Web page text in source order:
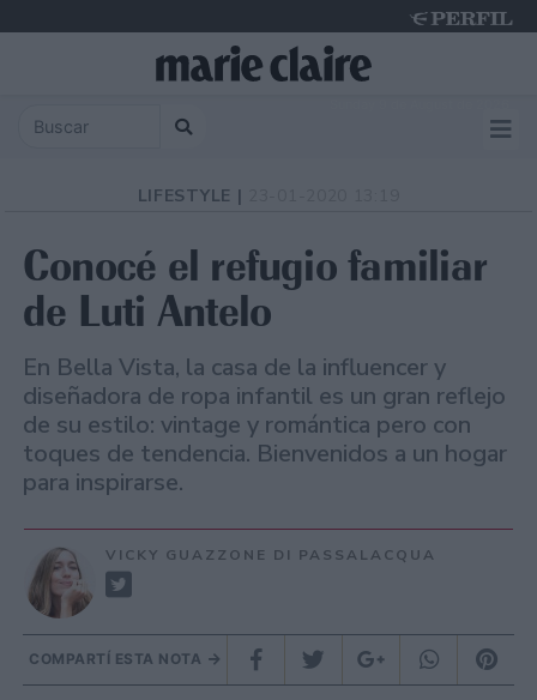
LIFESTYLE |
Conocé el refugio familiar
de Luti Antelo
En Bella Vista, la casa de la influencer y
diseñadora de ropa infantil es un gran reflejo
de su estilo: vintage y romántica pero con
toques de tendencia. Bienvenidos a un hogar
para inspirarse.
VICKY GUAZZONE DI PASSALACQUA
COMPARTÍ ESTA NOTA